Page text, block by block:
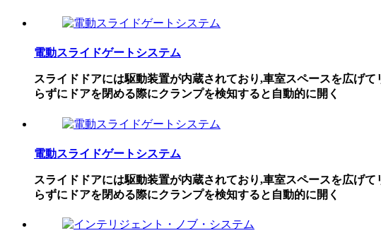
電動スライドゲートシステム
スライドドアには駆動装置が内蔵されており,車室スペースを広げ
らずにドアを閉める際にクランプを検知すると自動的に開く
電動スライドゲートシステム
スライドドアには駆動装置が内蔵されており,車室スペースを広げ
らずにドアを閉める際にクランプを検知すると自動的に開く